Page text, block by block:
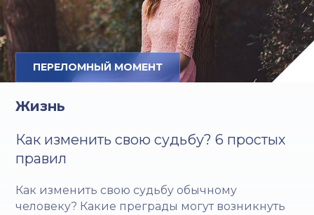
ПЕРЕЛОМНЫЙ МОМЕНТ
Жизнь
Как изменить свою судьбу? 6 простых
правил
Как изменить свою судьбу обычному
человеку? Какие преграды могут возникнуть